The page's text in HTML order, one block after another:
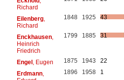
Richard
Eilenberg,
Richard
1848 1925 43
Enckhausen,
Heinrich
Friedrich
1799 1885 31
Engel, Eugen 1875 1943
22
Erdmann,
1896 1958 1